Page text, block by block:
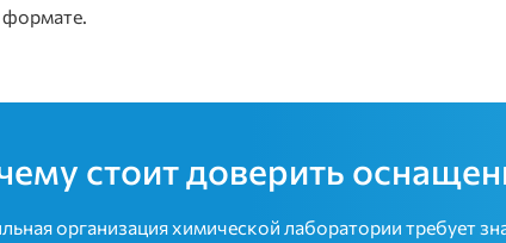
формате.
стоит доверить
организация химической лаборатории требует